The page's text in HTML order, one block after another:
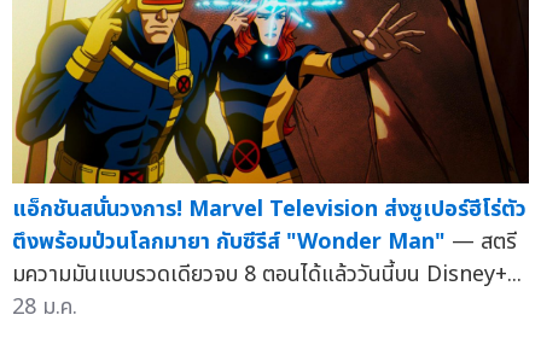
แอ็กชันสนั่นวงการ! Marvel Television ส่งซูเปอร์ฮีโร่ตัว
ตึงพร้อมป่วนโลกมายา กับซีรีส์ "Wonder Man" — สตรี
มความมันแบบรวดเดียวจบ 8 ตอนได้แล้ววันนี้บน Disney+...
28 ม.ค.